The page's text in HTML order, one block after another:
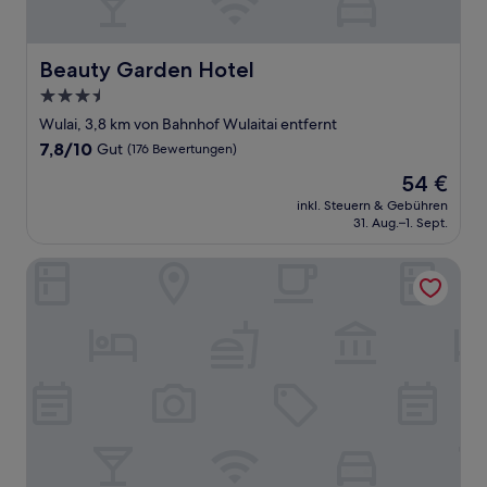
Beauty Garden Hotel
Beauty Garden Hotel
3.5-
Sterne-
Unterkunft
Wulai, 3,8 km von Bahnhof Wulaitai entfernt
7.8
7,8/10 Gut (176 Bewertungen)
Der
Preis
beträgt
54 €
inkl. Steuern & Gebühren
31. Aug.–1. Sept.